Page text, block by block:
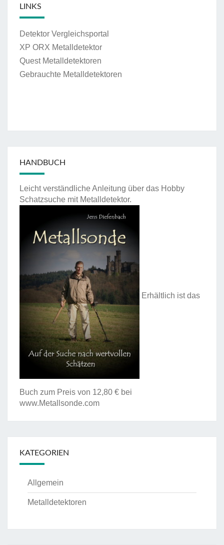
LINKS
Detektor Vergleichsportal
XP ORX Metalldetektor
Quest Metalldetektoren
Gebrauchte Metalldetektoren
HANDBUCH
Leicht verständliche Anleitung über das Hobby
Schatzsuche mit Metalldetektor.
Erhältlich ist das
Buch zum Preis von 12,80 € bei
www.Metallsonde.com
KATEGORIEN
Allgemein
Metalldetektoren